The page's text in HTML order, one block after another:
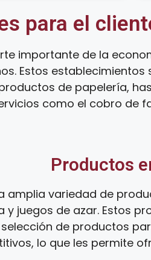
para el
importante de la
Estos
de papelería,
como el cobro de
Productos
amplia variedad de
juegos de azar. Estos
de productos
lo que les permite